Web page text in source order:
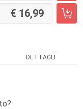
16,99
DETTAGLI